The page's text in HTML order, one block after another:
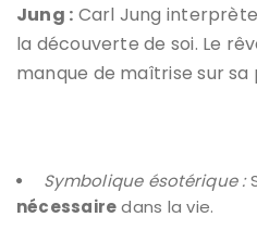
Jung : Carl Jung
la découverte de soi. Le
manque de maîtrise sur sa
Symbolique ésotérique :
nécessairedans la vie.